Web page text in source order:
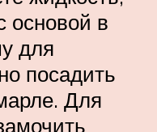
основой в
для
посадить
Для